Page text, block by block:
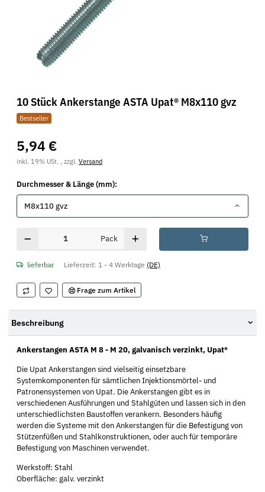
10 Stück Ankerstange ASTA Upat® M8x110 gvz
Bestseller
5,94 €
inkl. 19% USt. , zzgl. Versand
Durchmesser & Länge (mm):
M8x110 gvz
Pack
lieferbar Lieferzeit: 1 - 4 Werktage (DE)
Frage zum Artikel
Beschreibung
Ankerstangen ASTA M 8 - M 20, galvanisch verzinkt, Upat®
Die Upat Ankerstangen sind vielseitig einsetzbare
Systemkomponenten für sämtlichen Injektionsmörtel- und
Patronensystemen von Upat. Die Ankerstangen gibt es in
verschiedenen Ausführungen und Stahlgüten und lassen sich in den
unterschiedlichsten Baustoffen verankern. Besonders häufig
werden die Systeme mit den Ankerstangen für die Befestigung von
Stützenfüßen und Stahlkonstruktionen, oder auch für temporäre
Befestigung von Maschinen verwendet.
Werkstoff: Stahl
Oberfläche: galv. verzinkt